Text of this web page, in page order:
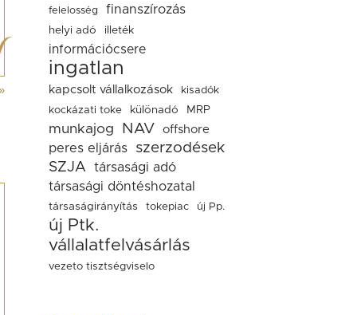
felelosség finanszírozás
helyi adó illeték
információcsere
ingatlan
kapcsolt vállalkozások
kisadók
kockázati toke
különadó MRP
munkajog NAV offshore
peres eljárás
szerzodések
SZJA
társasági adó
társasági döntéshozatal
társaságirányítás tokepiac új Pp.
új Ptk.
vállalatfelvásárlás
vezeto tisztségviselo